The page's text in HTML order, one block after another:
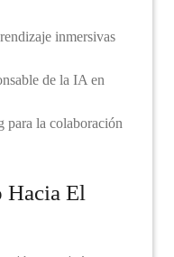
inmersivas
de la IA en
para la colaboración
El